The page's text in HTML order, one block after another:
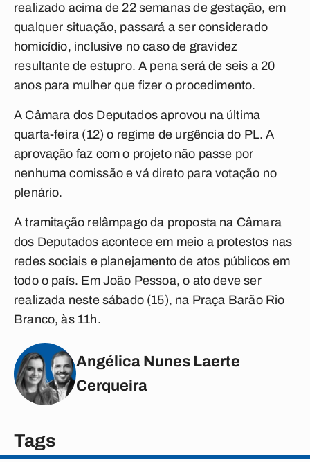
realizado acima de 22 semanas de gestação, em
qualquer situação, passará a ser considerado
homicídio, inclusive no caso de gravidez
resultante de estupro. A pena será de seis a 20
anos para mulher que fizer o procedimento.
A Câmara dos Deputados aprovou na última
quarta-feira (12) o regime de urgência do PL. A
aprovação faz com o projeto não passe por
nenhuma comissão e vá direto para votação no
plenário.
A tramitação relâmpago da proposta na Câmara
dos Deputados acontece em meio a protestos nas
redes sociais e planejamento de atos públicos em
todo o país. Em João Pessoa, o ato deve ser
realizada neste sábado (15), na Praça Barão Rio
Branco, às 11h.
Angélica Nunes Laerte
Cerqueira
Tags